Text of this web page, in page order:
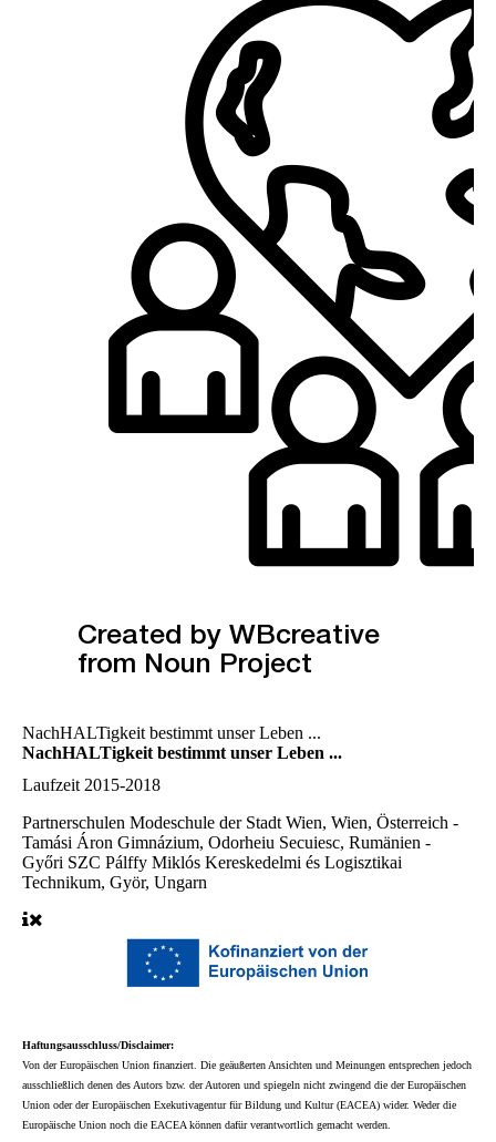
NachHALTigkeit bestimmt unser Leben ...
NachHALTigkeit bestimmt unser Leben ...
Laufzeit 2015-2018
Partnerschulen Modeschule der Stadt Wien, Wien, Österreich -
Tamási Áron Gimnázium, Odorheiu Secuiesc, Rumänien -
Győri SZC Pálffy Miklós Kereskedelmi és Logisztikai
Technikum, Györ, Ungarn
Haftungsausschluss/Disclaimer:
Von der Europäischen Union finanziert. Die geäußerten Ansichten und Meinungen entsprechen jedoch
ausschließlich denen des Autors bzw. der Autoren und spiegeln nicht zwingend die der Europäischen
Union oder der Europäischen Exekutivagentur für Bildung und Kultur (EACEA) wider. Weder die
Europäische Union noch die EACEA können dafür verantwortlich gemacht werden.